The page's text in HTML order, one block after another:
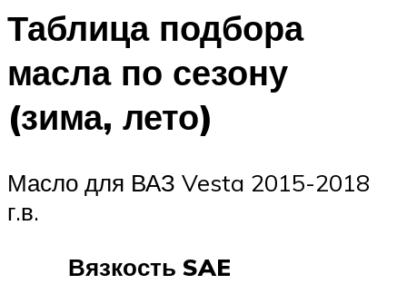
Таблица подбора
масла по сезону
(зима, лето)
Масло для ВАЗ Vesta 2015-2018
г.в.
Вязкость SAE